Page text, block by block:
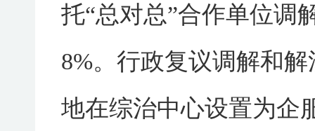
托“总对总”合作单位调
8%。行政复议调解和
地在综治中心设置为企